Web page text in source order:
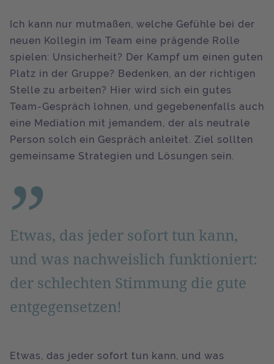
Ich kann nur mutmaßen, welche Gefühle bei der
neuen Kollegin im Team eine prägende Rolle
spielen: Unsicherheit? Der Kampf um einen guten
Platz in der Gruppe? Bedenken, an der richtigen
Stelle zu arbeiten? Hier wird sich ein gutes
Team-Gespräch lohnen, und gegebenenfalls auch
eine Mediation mit jemandem, der als neutrale
Person solch ein Gespräch anleitet. Ziel sollten
gemeinsame Strategien und Lösungen sein.
Etwas, das jeder sofort tun kann,
und was nachweislich funktioniert:
der schlechten Stimmung die gute
entgegensetzen!
Etwas, das jeder sofort tun kann, und was